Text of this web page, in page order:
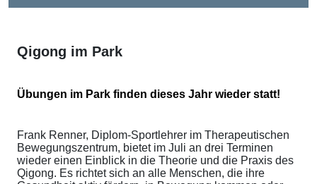
Qigong im Park
Übungen im Park finden dieses Jahr wieder statt!
Frank Renner, Diplom-Sportlehrer im Therapeutischen
Bewegungszentrum, bietet im Juli an drei Terminen
wieder einen Einblick in die Theorie und die Praxis des
Qigong. Es richtet sich an alle Menschen, die ihre